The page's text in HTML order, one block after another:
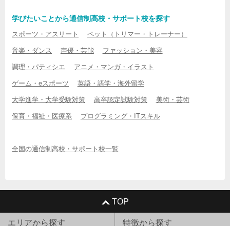
学びたいことから通信制高校・サポート校を探す
スポーツ・アスリート ペット（トリマー・トレーナー）
音楽・ダンス 声優・芸能 ファッション・美容
調理・パティシエ アニメ・マンガ・イラスト
ゲーム・eスポーツ 英語・語学・海外留学
大学進学・大学受験対策 高卒認定試験対策 美術・芸術
保育・福祉・医療系 プログラミング・ITスキル
全国の通信制高校・サポート校一覧
TOP
エリアから探す 特徴から探す